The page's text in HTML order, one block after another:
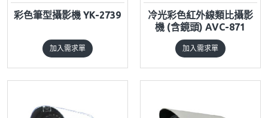
彩色筆型攝影機 YK-2739
加入需求單
冷光彩色紅外線類比攝影
機 (含鏡頭) AVC-871
加入需求單